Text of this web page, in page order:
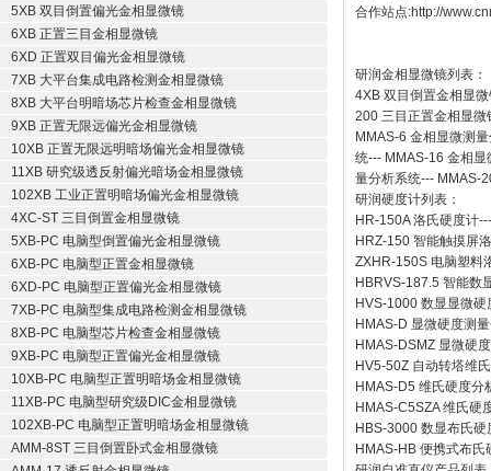
5XB 双目倒置偏光金相显微镜
6XB 正置三目金相显微镜
6XD 正置双目偏光金相显微镜
7XB 大平台集成电路检测金相显微镜
8XB 大平台明暗场芯片检查金相显微镜
9XB 正置无限远偏光金相显微镜
10XB 正置无限远明暗场偏光金相显微镜
11XB 研究级透反射偏光暗场金相显微镜
102XB 工业正置明暗场偏光金相显微镜
4XC-ST 三目倒置金相显微镜
5XB-PC 电脑型倒置偏光金相显微镜
6XB-PC 电脑型正置金相显微镜
6XD-PC 电脑型正置偏光金相显微镜
7XB-PC 电脑型集成电路检测金相显微镜
8XB-PC 电脑型芯片检查金相显微镜
9XB-PC 电脑型正置偏光金相显微镜
10XB-PC 电脑型正置明暗场金相显微镜
11XB-PC 电脑型研究级DIC金相显微镜
102XB-PC 电脑型正置明暗场金相显微镜
AMM-8ST 三目倒置卧式金相显微镜
合作站点:http://
研润金相显微镜列表：
4XB 双目倒置金相显
200 三目正置金相显微
MMAS-6 金相显微测
统--- MMAS-16 金相显
量分析系统--- MMAS-
研润硬度计列表：
HR-150A 洛氏硬度计
HRZ-150 智能触摸屏
ZXHR-150S 电脑塑料
HBRVS-187.5 智能数
HVS-1000 数显显微硬
HMAS-D 显微硬度测
HMAS-DSMZ 显微硬
HV5-50Z 自动转塔维
HMAS-D5 维氏硬度分
HMAS-C5SZA 维氏硬
HBS-3000 数显布氏硬
HMAS-HB 便携式布氏